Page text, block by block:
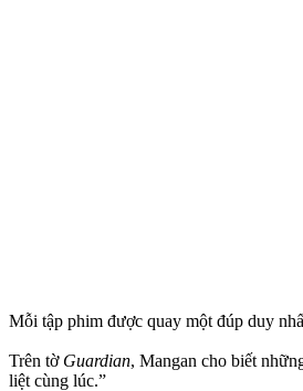
Mỗi tập phim được quay một đúp duy
Trên tờ Guardian, Mangan cho biết
liệt cùng lúc.”